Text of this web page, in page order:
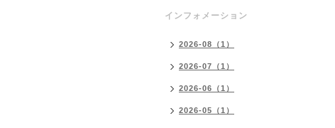
インフォメーション
2026-08（1）
2026-07（1）
2026-06（1）
2026-05（1）